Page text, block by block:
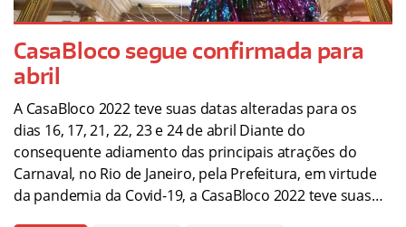
CasaBloco segue confirmada para
abril
A CasaBloco 2022 teve suas datas alteradas para os
dias 16, 17, 21, 22, 23 e 24 de abril Diante do
consequente adiamento das principais atrações do
Carnaval, no Rio de Janeiro, pela Prefeitura, em virtude
da pandemia da Covid-19, a CasaBloco 2022 teve suas…